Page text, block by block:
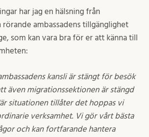
har jag en hälsning från
rörande ambassadens tillgänglighet
som kan vara bra för er att känna till
kansli är stängt för besök
även migrationssektionen är stängd
situationen tillåter det hoppas vi
verksamhet. Vi gör vårt bästa
och kan fortfarande hantera